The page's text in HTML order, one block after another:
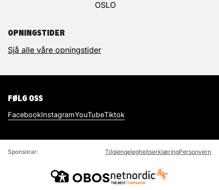
OSLO
OPNINGSTIDER
Sjå alle våre opningstider
FØLG OSS
FacebookInstagramYouTubeTiktok
Sponsorar: TilgjengelegheitserklæringPersonvern